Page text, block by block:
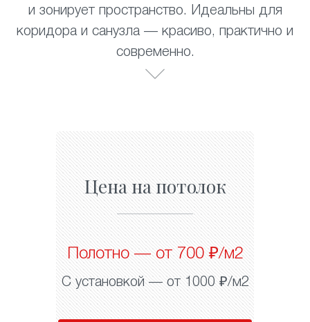
и зонирует пространство. Идеальны для
коридора и санузла — красиво, практично и
современно.
Цена на потолок
Полотно — от 700 ₽/м2
С установкой — от 1000 ₽/м2